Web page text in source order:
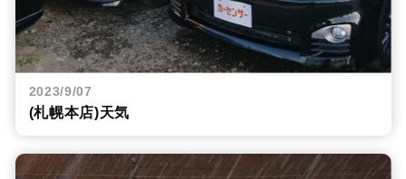
2023/9/07
(札幌本店)天気